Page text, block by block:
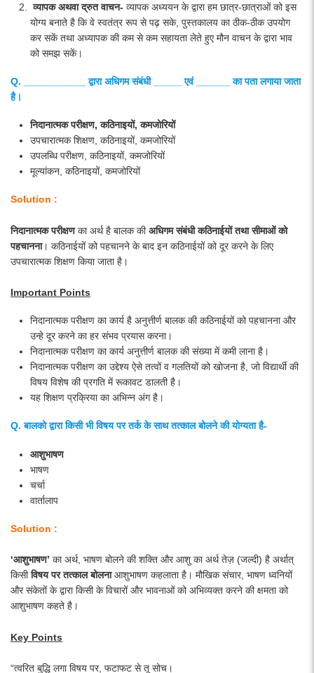
व्यापक अथवा द्रुत वाचन- व्यापक अध्ययन के द्वारा हम छात्र-छात्राओं को इस
योग्य बनाते है कि वे स्वतंत्र रूप से पढ़ सके, पुस्तकालय का ठीक-ठीक उपयोग
कर सकें तथा अध्यापक की कम से कम सहायता लेते हुए मौन वाचन के द्वारा भाव
को समझ सकें।
Q. ___________ द्वारा अधिगम संबंधी _____ एवं ______ का पता लगाया जाता
है।
निदानात्मक परीक्षण, कठिनाइयों, कमजोरियों
उपचारात्मक शिक्षण, कठिनाइयों, कमजोरियों
उपलब्धि परीक्षण, कठिनाइयों, कमजोरियों
मूल्यांकन, कठिनाइयों, कमजोरियों
Solution :
निदानात्मक परीक्षणका अर्थ है बालक कीअधिगम संबंधी कठिनाईयों तथा सीमाओं को
पहचानना। कठिनाईयों को पहचानने के बाद इन कठिनाईयों को दूर करने के लिए
उपचारात्मक शिक्षण किया जाता है।
Important Points
निदानात्मक परीक्षण का कार्य है अनुत्तीर्ण बालक की कठिनाईयों को पहचानना और
उन्हे दूर करने का हर संभव प्रयास करना।
निदानात्मक परीक्षण का कार्य अनुत्तीर्ण बालक की संख्या में कमी लाना है।
निदानात्मक परीक्षण का उद्देश्य ऐसे तत्वों व गलतियों को खोजना है, जो विद्यार्थी की
विषय विशेष की प्रगति में रूकावट डालती है।
यह शिक्षण प्रक्रिया का अभिन्न अंग है।
Q. बालको द्वारा किसी भी विषय पर तर्क के साथ तत्काल बोलने की योग्यता है-
आशुभाषण
भाषण
चर्चा
वार्तालाप
Solution :
‘आशुभाषण’ का अर्थ, भाषण बोलने की शक्ति और आशु का अर्थ तेज़ (जल्दी) है अर्थात्
किसीविषय पर तत्काल बोलनाआशुभाषण कहलाता है। मौखिक संचार, भाषण ध्वनियों
और संकेतों के द्वारा किसी के विचारों और भावनाओं को अभिव्यक्त करने की क्षमता को
आशुभाषण कहते है।
Key Points
“त्वरित बुद्धि लगा विषय पर, फटाफट से तू सोच।